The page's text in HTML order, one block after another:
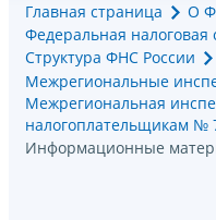
Главная страница
О
Федеральная налоговая
Структура ФНС России
Межрегиональные
Межрегиональная
налогоплательщикам №
Информационные